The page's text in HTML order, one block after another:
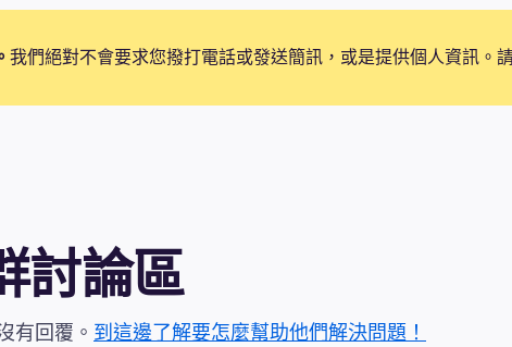
我們絕對不會要求您撥打電話或發送簡訊，或是提供個人資訊。
討論區
有回覆。 到這邊了解要怎麼幫助他們解決問題！